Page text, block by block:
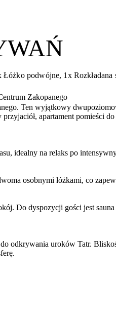
podwójne, 1x Rozkładana
Zakopanego
Ten wyjątkowy
apartament pomieści do
idealny na relaks po
osobnymi łóżkami, co
Do dyspozycji gości jest
odkrywania uroków Tatr.